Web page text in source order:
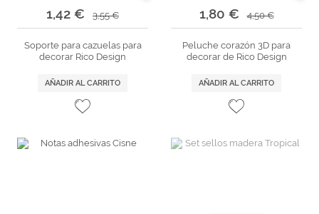
1,42 € 3,55 €
Soporte para cazuelas para
decorar Rico Design
AÑADIR AL CARRITO
1,80 € 4,50 €
Peluche corazón 3D para
decorar de Rico Design
AÑADIR AL CARRITO